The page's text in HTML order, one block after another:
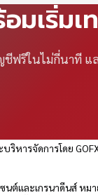
มเริ่ม
ฟรีในไม่กี่นาที แล
บริหารจัดการโดย
นต์และเกรนาดีนส์ ห